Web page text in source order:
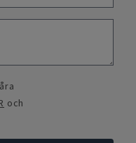
och